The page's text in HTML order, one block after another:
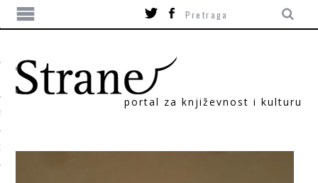
portal za književnost i kulturu